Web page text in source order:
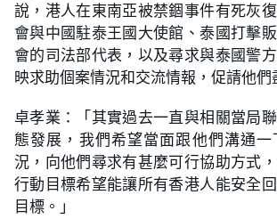
說，港人在東南亞被禁錮事件有死灰
會與中國駐泰王國大使館、泰國打擊
會的司法部代表，以及尋求與泰國警
映求助個案情況和交流情報，促請他們
卓孝業：「其實過去一直與相關當局
態發展，我們希望當面跟他們溝通
況，向他們尋求有甚麼可行協助方式
行動目標希望能讓所有香港人能安全
目標。」